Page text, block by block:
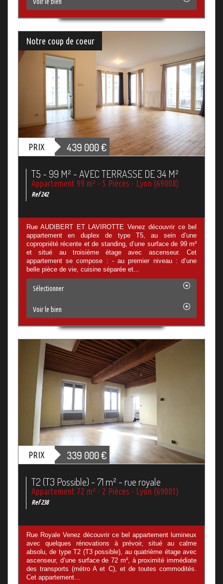
Notre coup de coeur
PRIX 439 000€
T5 - 99 M² - AVEC TERRASSE DE 34 M²
Appartement 99 m² - 5 Pièces - Lyon (69008)
Ref 242
Rue AUDIBERT ET LAVIROTTE Venez découvrir ce bel
appartement en duplex de type T5, au sein d’une
copropriété récente et de standing, d’une surface de 99 m²
et situé au troisième étage avec ascenseur. Cet
appartement se compose : - au premier niveau : d’une
belle pièce de vie, cuisine séparée et...
Sélectionner
Voir le bien
PRIX 339 000€
T2 (T3 Possible) - 71 m² - rue royale
Appartement 72 m² - 2 Pièces - Lyon (69001)
Ref 238
Rue Royale Venez découvrir ce bel appartement lumineux
avec quelques rénovations à prévoir, situé au calme
absolu, de type T2 (T3 possible), au quatrième étage avec
ascenseur, d’une surface de 72 m², à proximité immédiate
des transports (métro A et C), et de toutes commodités.
Cet appartement...